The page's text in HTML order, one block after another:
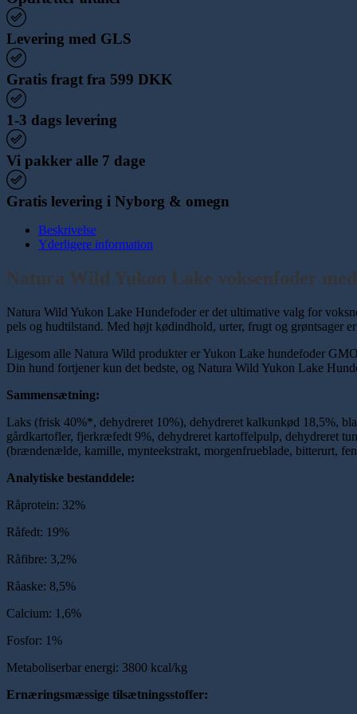
Levering med GLS
Gratis fragt fra 599 DKK
1-3 dags levering
Vi pakker alle 7 dage
Gratis levering i Nyborg & omegn
Beskrivelse
Yderligere information
Natura Wild Yukon Lake voksenfoder
Natura Wild Yukon Lake Hundefoder er det ultimative valg for
pels og hudtilstand. Med højt kødindhold, urter, frugt og grøntsager
Ligesom alle Natura Wild produkter er Yukon Lake hundefoder
Din hund fortjener kun det bedste, og Natura Wild Yukon Lake
Sammensætning:
Laks (frisk 40%*, dehydreret 10%), dehydreret kalkunkød 18,5%,
gårdkartofler, fjerkræfedt 9%, dehydreret kartoffelpulp, dehydreret
(brændenælde, kamille, mynteekstrakt, morgenfrueblade, bitterurt,
Analytiske bestanddele:
Råprotein: 32%
Råfedt: 19%
Råfibre: 3,2%
Råaske: 8,5%
Calcium: 1,6%
Fosfor: 1%
Metaboliserbar energi: 3800 kcal/kg
Ernæringsmæssige tilsætningsstoffer: